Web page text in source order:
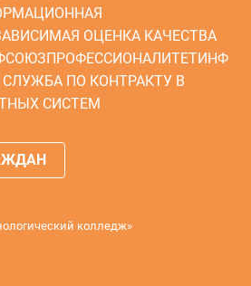
ОЦЕНКА КАЧЕСТВА
ПРОФЕССИОНАЛИТЕТИНФ
ПО КОНТРАКТУ В
СИСТЕМ
колледж»